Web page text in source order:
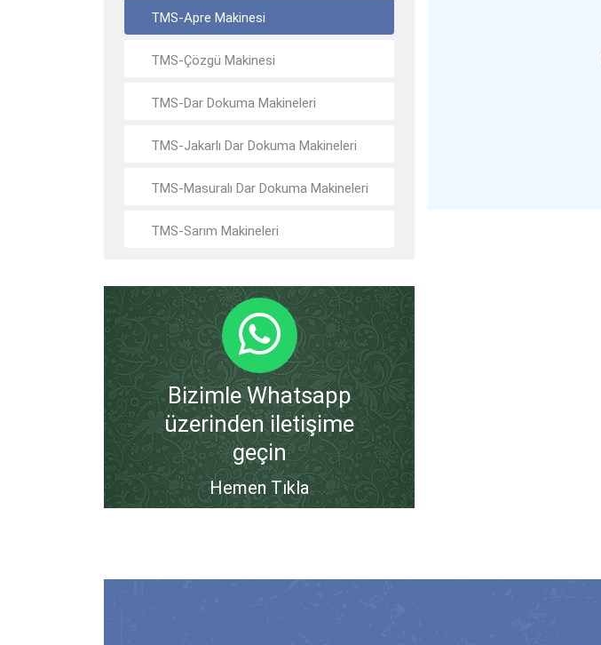
TMS-Apre Makinesi
TMS-Çözgü Makinesi
TMS-Dar Dokuma Makineleri
TMS-Jakarlı Dar Dokuma Makineleri
TMS-Masuralı Dar Dokuma Makineleri
TMS-Sarım Makineleri
Bizimle Whatsapp
üzerinden iletişime
geçin
Hemen Tıkla